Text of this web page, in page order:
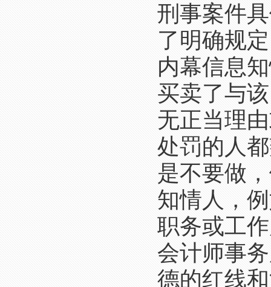
刑事案件
了明确规
内幕信息
买卖了与
无正当理
处罚的人
是不要做
知情人，
职务或工
会计师事
德的红线